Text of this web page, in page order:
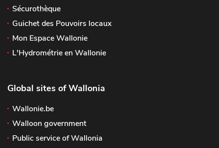
Sécurothèque
Guichet des Pouvoirs locaux
Mon Espace Wallonie
L'Hydrométrie en Wallonie
Global sites of Wallonia
Wallonie.be
Walloon government
Public service of Wallonia